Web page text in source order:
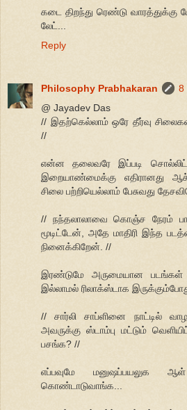
கடை திறந்து ரெண்டு வாரத்துக்கு
லேட்...
Reply
Philosophy Prabhakaran
8
@ Jayadev Das
// இதற்கெல்லாம் ஒரே தீர்வு
//
என்ன தலைவரே இப்படி
இறையாண்மைக்கு எதிரானது
சிலை பற்றியெல்லாம் பேசுவது
// நந்தலாலாவை கொஞ்ச நேரம்
மூடிட்டேன், அதே மாதிரி இந்த
நினைக்கிறேன். //
இரண்டுமே அருமையான
இல்லாமல் ரிலாக்ஸ்டாக
// சார்லி சாப்ளினை நாட்டில்
அவருக்கு ஸ்டாம்பு மட்டும்
பசங்க? //
எப்பவுமே மனுஷப்பயலுக
கொண்டாடுவாங்க...